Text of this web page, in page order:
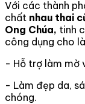
Với các thành
chất nhau thai
Ong Chúa, tinh
công dụng cho
- Hỗ trợ làm mờ
- Làm đẹp da,
chóng.